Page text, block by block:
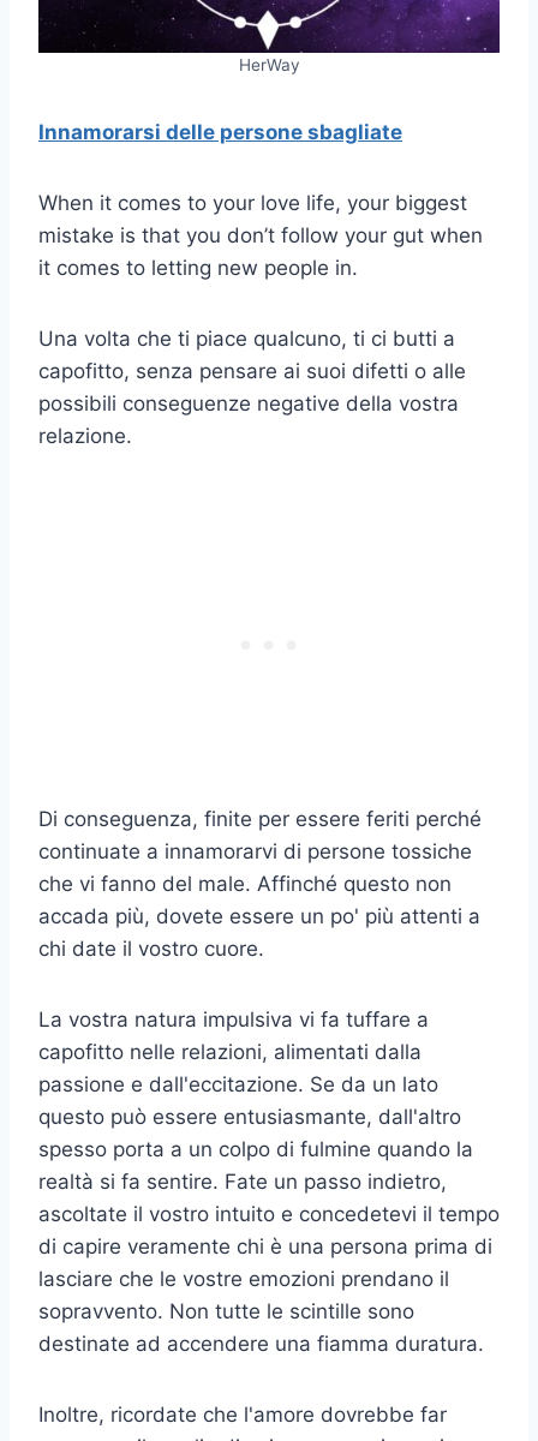
HerWay
Innamorarsi delle persone sbagliate
When it comes to your love life, your biggest
mistake is that you don’t follow your gut when
it comes to letting new people in.
Una volta che ti piace qualcuno, ti ci butti a
capofitto, senza pensare ai suoi difetti o alle
possibili conseguenze negative della vostra
relazione.
Di conseguenza, finite per essere feriti perché
continuate a innamorarvi di persone tossiche
che vi fanno del male. Affinché questo non
accada più, dovete essere un po' più attenti a
chi date il vostro cuore.
La vostra natura impulsiva vi fa tuffare a
capofitto nelle relazioni, alimentati dalla
passione e dall'eccitazione. Se da un lato
questo può essere entusiasmante, dall'altro
spesso porta a un colpo di fulmine quando la
realtà si fa sentire. Fate un passo indietro,
ascoltate il vostro intuito e concedetevi il tempo
di capire veramente chi è una persona prima di
lasciare che le vostre emozioni prendano il
sopravvento. Non tutte le scintille sono
destinate ad accendere una fiamma duratura.
Inoltre, ricordate che l'amore dovrebbe far